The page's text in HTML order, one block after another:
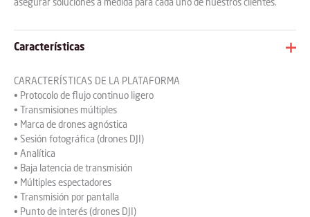
asegurar soluciones a medida para cada uno de nuestros clientes.
Características
CARACTERÍSTICAS DE LA PLATAFORMA
• Protocolo de flujo continuo ligero
• Transmisiones múltiples
• Marca de drones agnóstica
• Sesión fotográfica (drones DJI)
• Analítica
• Baja latencia de transmisión
• Múltiples espectadores
• Transmisión por pantalla
• Punto de interés (drones DJI)